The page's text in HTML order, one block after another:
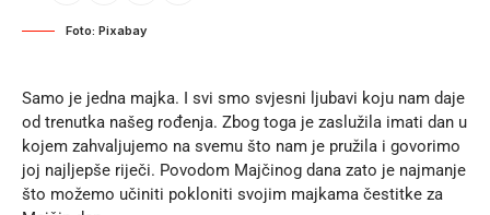
Foto: Pixabay
Samo je jedna majka. I svi smo svjesni ljubavi koju nam daje
od trenutka našeg rođenja. Zbog toga je zaslužila imati dan u
kojem zahvaljujemo na svemu što nam je pružila i govorimo
joj najljepše riječi. Povodom Majčinog dana zato je najmanje
što možemo učiniti pokloniti svojim majkama čestitke za